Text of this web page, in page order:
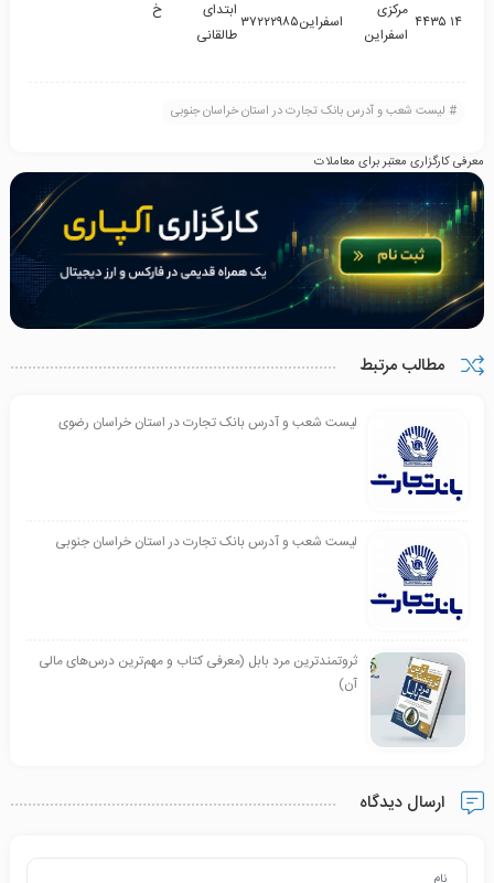
۱۴ ۴۴۳۵
مرکزی
اسفراین
اسفراین۳۷۲۲۲۹۸۵
ابتدای خ
طالقانی
لیست شعب و آدرس بانک تجارت در استان خراسان جنوبی
معرفی کارگزاری معتبر برای معاملات
مطالب مرتبط
لیست شعب و آدرس بانک تجارت در استان خراسان رضوی
لیست شعب و آدرس بانک تجارت در استان خراسان جنوبی
ثروتمندترین مرد بابل (معرفی کتاب و مهم‌ترین درس‌های مالی
آن)
ارسال دیدگاه